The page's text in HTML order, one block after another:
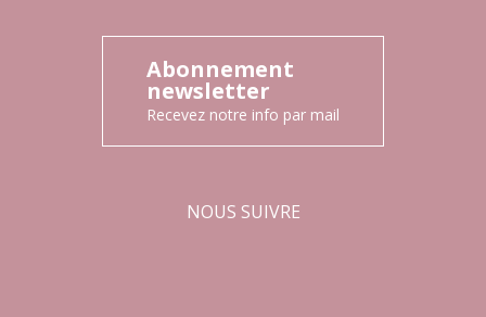
Abonnement
newsletter
Recevez notre info par mail
NOUS SUIVRE